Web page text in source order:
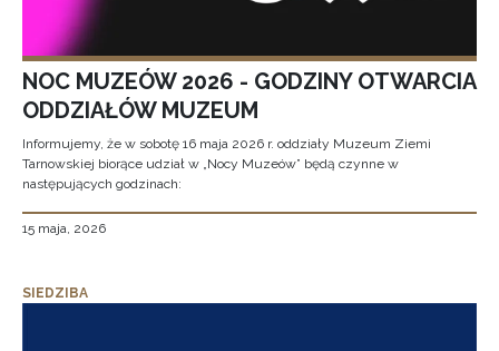
NOC MUZEÓW 2026 - GODZINY OTWARCIA
ODDZIAŁÓW MUZEUM
Informujemy, że w sobotę 16 maja 2026 r. oddziały Muzeum Ziemi
Tarnowskiej biorące udział w „Nocy Muzeów” będą czynne w
następujących godzinach:
15 maja, 2026
SIEDZIBA